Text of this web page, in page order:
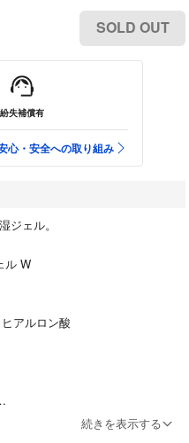
SOLD OUT
紛失補償有
心・安全への取り組み
ジェル。
ル W
アルロン酸
続きを表示する